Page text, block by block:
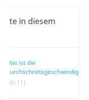
in diesem
Was ist die
(00:11)